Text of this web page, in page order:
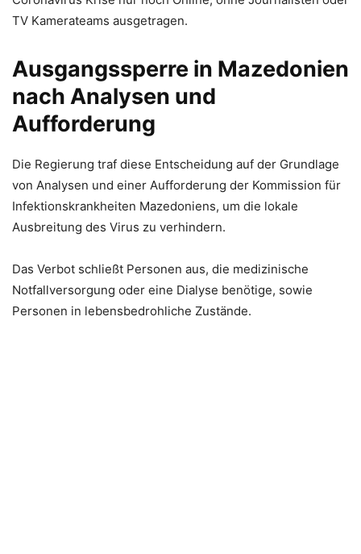
TV Kamerateams ausgetragen.
Ausgangssperre in Mazedonien
nach Analysen und
Aufforderung
Die Regierung traf diese Entscheidung auf der Grundlage
von Analysen und einer Aufforderung der Kommission für
Infektionskrankheiten Mazedoniens, um die lokale
Ausbreitung des Virus zu verhindern.
Das Verbot schließt Personen aus, die medizinische
Notfallversorgung oder eine Dialyse benötige, sowie
Personen in lebensbedrohliche Zustände.